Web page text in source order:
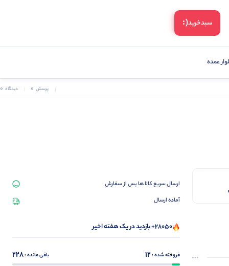
سبد‌خرید(:
عمده
پرسش 0 دیدگاه 0
ارسال سریع کالا ها پس از سفارش
آماده ارسال
28050+ بازدید در یک هفته اخیر
فروخته شده :12 باقی مانده :228